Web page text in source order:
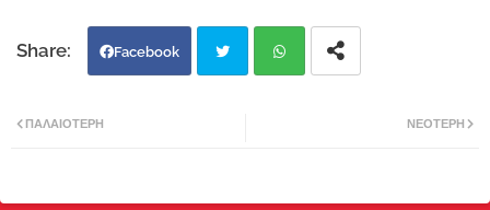
Facebook
pp
ΝΕΌΤΕΡΗ
ΠΑΛΑΙΌΤΕΡΗ